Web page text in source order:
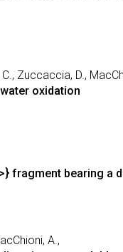
Zuccaccia, D.,
oxidation
fragment bearing a
A.,